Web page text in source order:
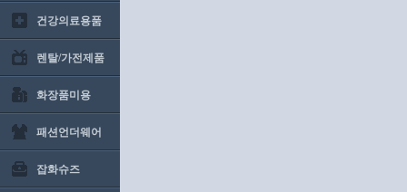
건강의료용품
렌탈/가전제품
화장품미용
패션언더웨어
잡화슈즈